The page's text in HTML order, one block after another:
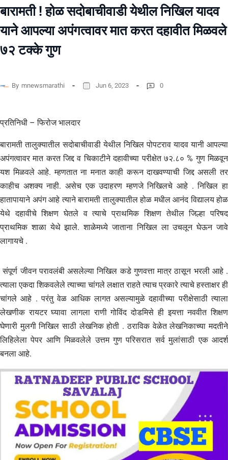
बारामती ! होळ सदोबाचीवाडी येथील निखिल यादव
याने आपल्या अपंगत्वावर मात करत दहावीत मिळवले
७२ टक्के गुण
By mnewsmarathi Jun 6, 2023 0
प्रतिनिधी – फिरोज भालदार
बारामती तालुक्यातील सदोबाचीवाडी येथील निखिल पोपटराव यादव यानी आपल्या
अपंगत्वावर मात करत जिद्द व चिकाटीने दहावीच्या परीक्षेत ७२.८० % गुण मिळवून
यश मिळवले आहे. म्हणतात ना मनात काही करून दाखवण्याची जिद्द असली तर
काहीच अशक्य नाही. असेच एक उदाहरण म्हणजे निखिलचे आहे . निखिल हा
हातापायाने अपंग आहे त्याने बारामती तालुक्यातील होळ मधील आनंद विद्यालय होळ
येथे दहावीचे शिक्षण घेतले व त्याचे प्राथमिक शिक्षण तेथील जिल्हा परिषद
प्राथमिक शाळा येथे झाले. शाळेमध्ये जाताना निखिल ला उचलून घेऊन जावे
लागायचे .
संपूर्ण जीवन परावलंबी असलेल्या निखिल कडे गुणवत्ता मात्र ठासून भरली आहे .
त्याला एकदा शिकवलेले त्याच्या चांगले लक्षात राहते त्याच प्रकारे त्याचे हस्ताक्षर ही
चांगले आहे . परंतु वेळ आधिक लागत असल्यामुळे दहावीच्या परीक्षेसाठी त्याला
लेखणीक रायटर घ्यावा लागला राणी गोविंद दोडमिसे ही इयत्ता नववीत शिक्षण
घेणारी मुलगी निखिल साठी लेखनिक होती . ठराविक वेळेत लेखनिकाच्या मदतीने
लिहिलेला पेपर आणि मिळवलेले उत्तम गुण परिसरात सर्व मुलांसाठी एक आदर्श
बनला आहे.